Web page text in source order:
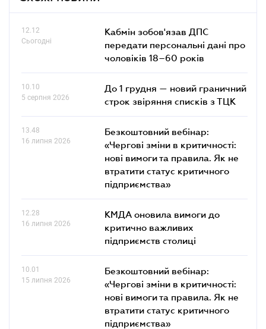
12.12
Сьогодні
Кабмін зобов'язав ДПС
передати персональні дані про
чоловіків 18–60 років
10.10
5 серпня 2026
До 1 грудня — новий граничний
строк звіряння списків з ТЦК
13.48
16 липня 2026
Безкоштовний вебінар:
«Чергові зміни в критичності:
нові вимоги та правила. Як не
втратити статус критичного
підприємства»
12.28
16 липня 2026
КМДА оновила вимоги до
критично важливих
підприємств столиці
10.01
15 липня 2026
Безкоштовний вебінар:
«Чергові зміни в критичності:
нові вимоги та правила. Як не
втратити статус критичного
підприємства»